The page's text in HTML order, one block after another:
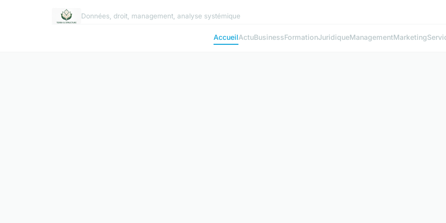
Données, droit, management, analyse systémique
AccueilActuBusinessFormationJuridiqueManagementMarketing